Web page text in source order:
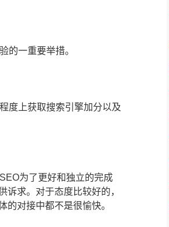
一重要举措。
度上获取搜索引擎加分以及
为了更好和独立的完成
求。对于态度比较好的，
对接中都不是很愉快。